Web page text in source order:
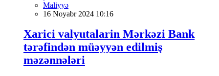
Maliyyə
16 Noyabr 2024 10:16
Xarici valyutalarin Mərkəzi Bank
tərəfindən müəyyən edilmiş
məzənnələri